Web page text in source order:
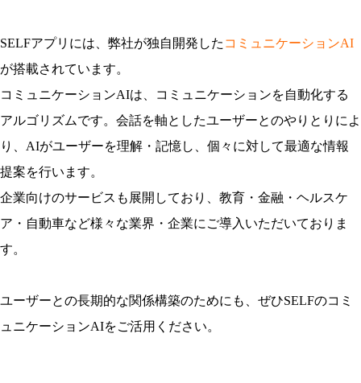
SELFアプリには、弊社が独自開発した コミュニケーションAI
が搭載されています。
コミュニケーションAIは、コミュニケーションを自動化する
アルゴリズムです。会話を軸としたユーザーとのやりとりによ
り、AIがユーザーを理解・記憶し、個々に対して最適な情報
提案を行います。
企業向けのサービスも展開しており、教育・金融・ヘルスケ
ア・自動車など様々な業界・企業にご導入いただいておりま
す。
ユーザーとの長期的な関係構築のためにも、ぜひSELFのコミ
ュニケーションAIをご活用ください。